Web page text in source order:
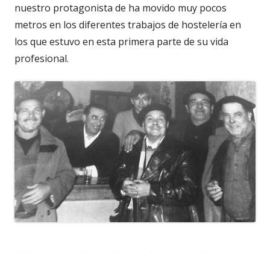
nuestro protagonista de ha movido muy pocos
metros en los diferentes trabajos de hostelería en
los que estuvo en esta primera parte de su vida
profesional.